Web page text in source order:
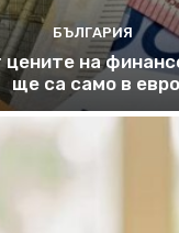
БЪЛГАРИЯ
цените на
ще са само в евро